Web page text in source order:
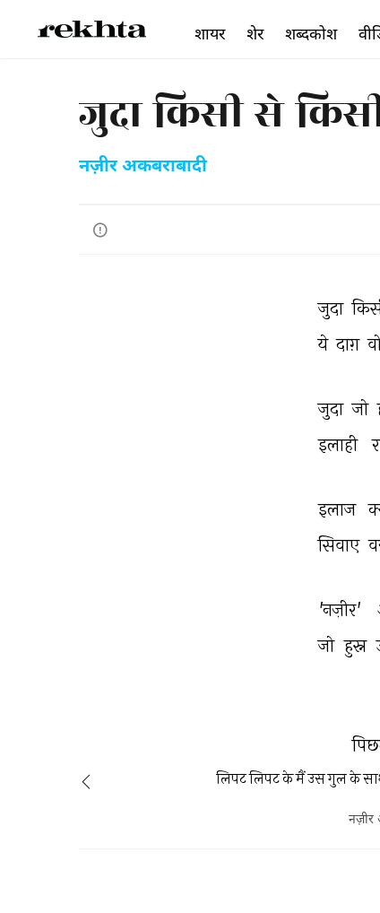
जुदा किसी से
नज़ीर अकबराबादी
जुदा
ये दाग़
जुदा जो
इलाही
इलाज
सिवाए
'नज़ीर'
जो हुस्न
लिपट लिपट के मैं उस गुल के
नज़ीर
शायर शेर शब्दकोश